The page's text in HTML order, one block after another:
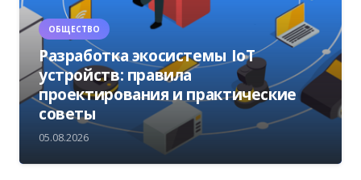
ОБЩЕСТВО
Разработка экосистемы IoT
устройств: правила
проектирования и практические
советы
05.08.2026